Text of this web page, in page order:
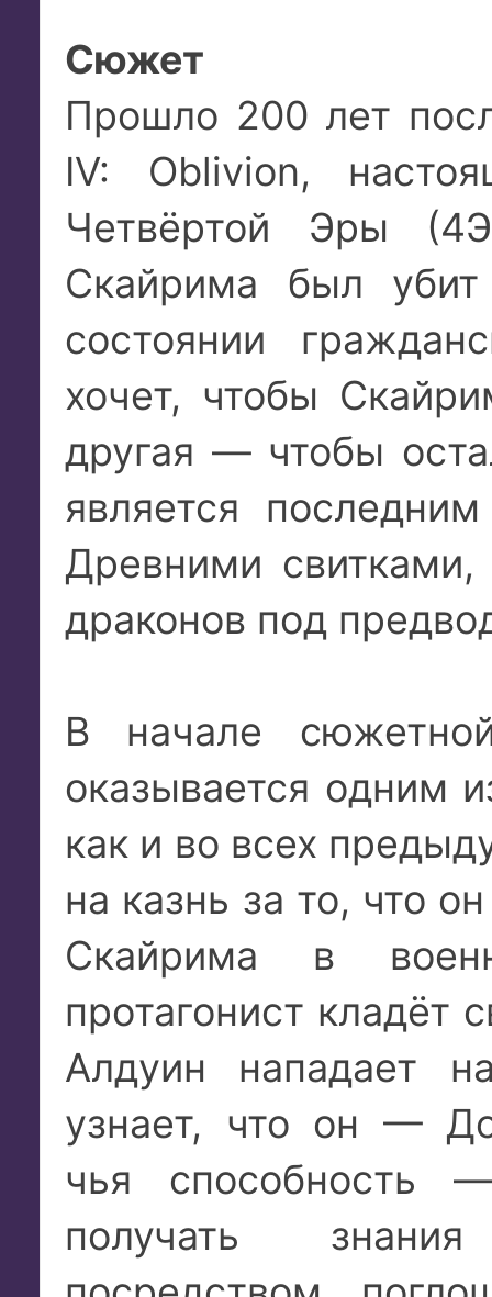
Сюжет
Прошло 200 лет
IV: Oblivion,
Четвёртой Эры
Скайрима был
состоянии
хочет, чтобы
другая — чтобы
является
Древними
драконов под
В начале
оказывается одним
как и во всех
на казнь за то, что
Скайрима в
протагонист кладёт
Алдуин нападает
узнает, что он —
чья способность
получать